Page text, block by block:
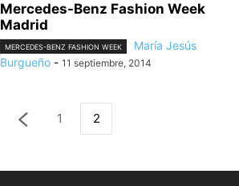
Mercedes-Benz Fashion Week
Madrid
MERCEDES-BENZ FASHION WEEK
María Jesús
Burgueño - 11 septiembre, 2014
1 2